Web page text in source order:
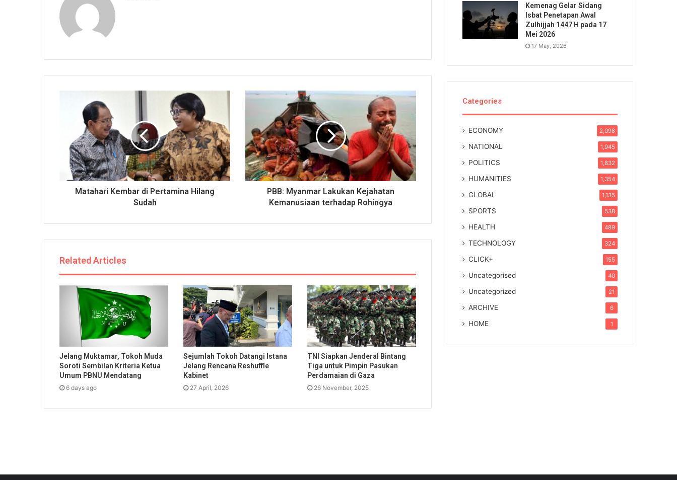
Matahari Kembar di Pertamina Hilang
Sudah
PBB: Myanmar Lakukan Kejahatan
Kemanusiaan terhadap Rohingya
Related Articles
Jelang Muktamar, Tokoh Muda
Soroti Sembilan Kriteria Ketua
Umum PBNU Mendatang
6 days ago
Sejumlah Tokoh Datangi Istana
Jelang Rencana Reshuffle
Kabinet
27 April, 2026
TNI Siapkan Jenderal Bintang
Tiga untuk Pimpin Pasukan
Perdamaian di Gaza
26 November, 2025
Kemenag Gelar Sidang
Isbat Penetapan Awal
Zulhijjah 1447 H pada 17
Mei 2026
17 May, 2026
Categories
ECONOMY 2,098
NATIONAL 1,945
POLITICS 1,832
HUMANITIES 1,354
GLOBAL 1,135
SPORTS 538
HEALTH 489
TECHNOLOGY 324
CLICK+ 155
Uncategorised 40
Uncategorized 21
ARCHIVE 6
HOME 1